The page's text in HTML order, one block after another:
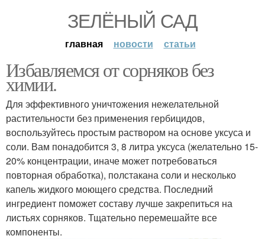
ЗЕЛЁНЫЙ САД
главная новости статьи
Избавляемся от сорняков без
химии.
Для эффективного уничтожения нежелательной
растительности без применения гербицидов,
воспользуйтесь простым раствором на основе уксуса и
соли. Вам понадобится 3, 8 литра уксуса (желательно 15-
20% концентрации, иначе может потребоваться
повторная обработка), полстакана соли и несколько
капель жидкого моющего средства. Последний
ингредиент поможет составу лучше закрепиться на
листьях сорняков. Тщательно перемешайте все
компоненты.